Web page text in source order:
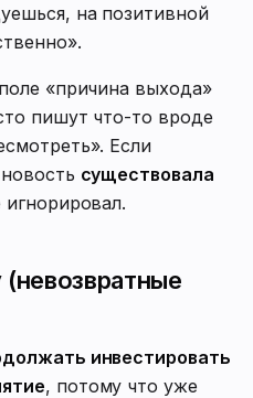
на позитивной
«причина выхода»
пишут что-то вроде
Если
существовала
инвестировать
, потому что уже